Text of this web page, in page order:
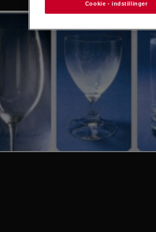
Cookie - indstillinger